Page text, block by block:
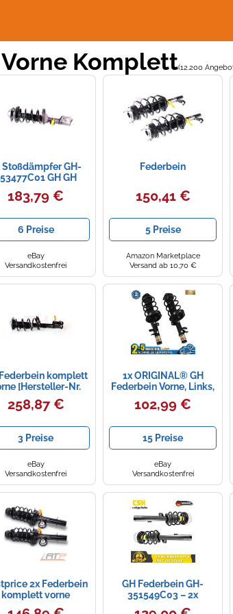
Komplett(12.200
Stoßdämpfer GH-
GH GH
183,79 €
6 Preise
eBay
Versandkostenfrei
Federbein
150,41 €
5 Preise
Amazon Marketplace
Versand ab 10,70 €
komplett
[Hersteller-Nr.
353622C04] für
Opel
258,87 €
3 Preise
eBay
Versandkostenfrei
1x ORIGINAL® GH
Federbein Vorne, Links,
Rechts für Ford FOCUS
III Turnier
102,99 €
15 Preise
eBay
Versandkostenfrei
2x Federbein
komplett vorne
[Hersteller-Nr.
GH Federbein GH-
351549C03 – 2x
Gasdruck Komplett